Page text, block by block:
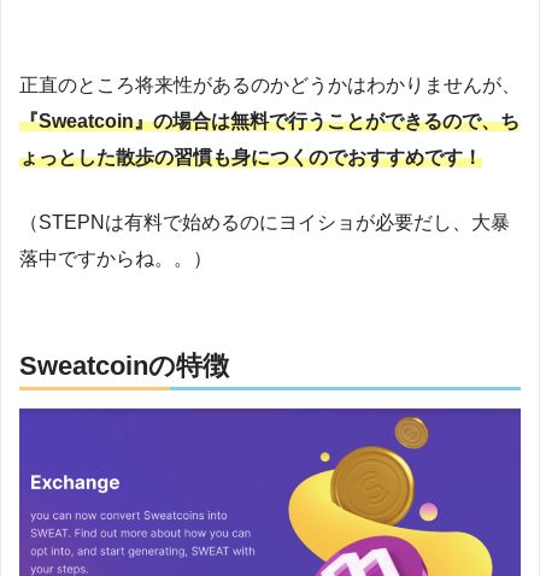
正直のところ将来性があるのかどうかはわかりませんが、
『Sweatcoin』の場合は無料で行うことができるので、ち
ょっとした散歩の習慣も身につくのでおすすめです！
（STEPNは有料で始めるのにヨイショが必要だし、大暴
落中ですからね。。）
Sweatcoinの特徴